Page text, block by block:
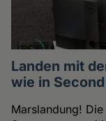
Landen mit
wie in
Marslandung!